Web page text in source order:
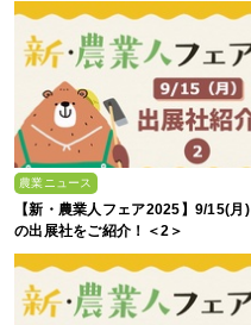
農業ニュース
【新・農業人フェア2025】9/15(月)
の出展社をご紹介！＜2＞